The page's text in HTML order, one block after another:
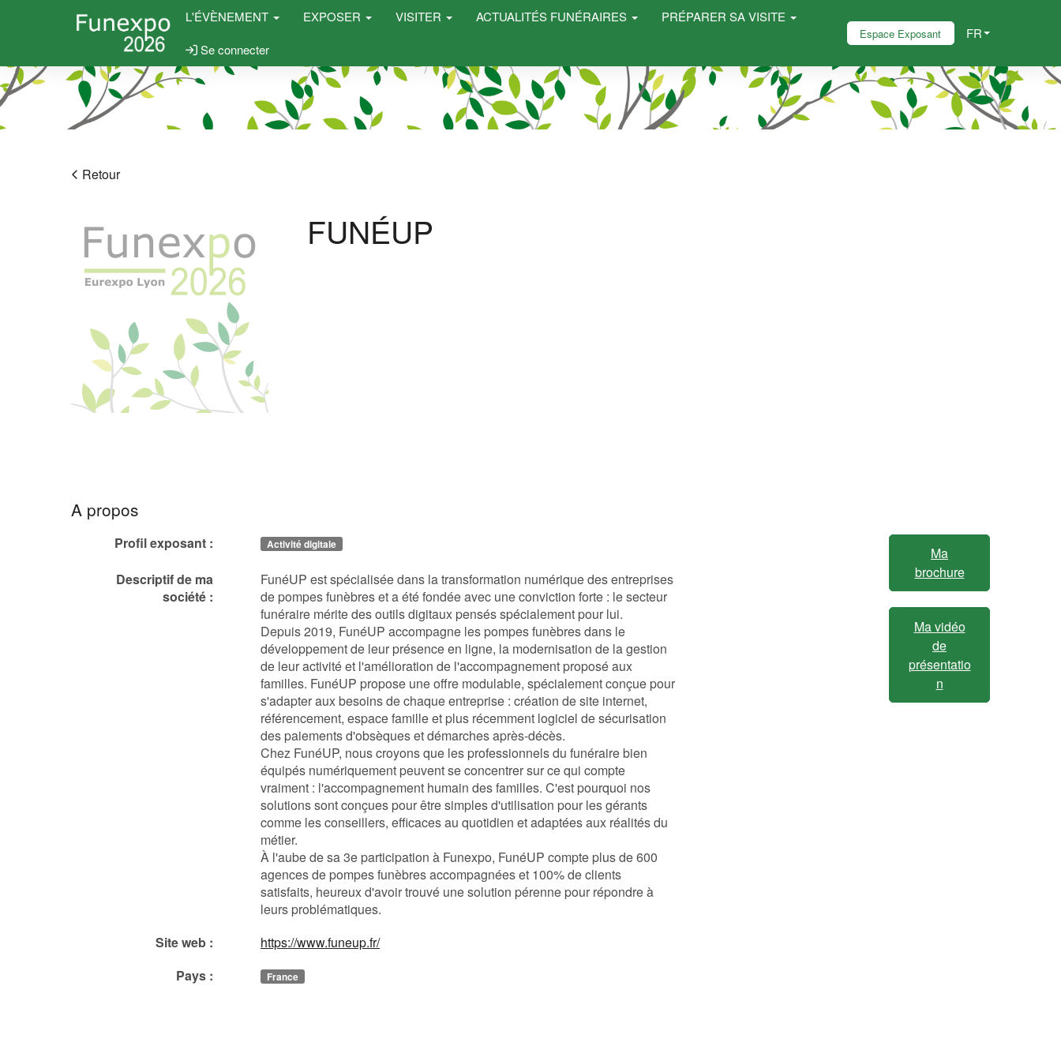
L'ÉVÈNEMENT EXPOSER VISITER ACTUALITÉS FUNÉRAIRES
PRÉPARER SA VISITE
Se connecter
Espace Exposant FR
Retour
FUNÉUP
A propos
Profil exposant : Activité digitale
Descriptif de ma
société :
FunéUP est spécialisée dans la transformation numérique des entreprises
de pompes funèbres et a été fondée avec une conviction forte : le secteur
funéraire mérite des outils digitaux pensés spécialement pour lui.
Depuis 2019, FunéUP accompagne les pompes funèbres dans le
développement de leur présence en ligne, la modernisation de la gestion
de leur activité et l'amélioration de l'accompagnement proposé aux
familles. FunéUP propose une offre modulable, spécialement conçue pour
s'adapter aux besoins de chaque entreprise : création de site internet,
référencement, espace famille et plus récemment logiciel de sécurisation
des paiements d'obsèques et démarches après-décès.
Chez FunéUP, nous croyons que les professionnels du funéraire bien
équipés numériquement peuvent se concentrer sur ce qui compte
vraiment : l'accompagnement humain des familles. C'est pourquoi nos
solutions sont conçues pour être simples d'utilisation pour les gérants
comme les conseillers, efficaces au quotidien et adaptées aux réalités du
métier.
À l'aube de sa 3e participation à Funexpo, FunéUP compte plus de 600
agences de pompes funèbres accompagnées et 100% de clients
satisfaits, heureux d'avoir trouvé une solution pérenne pour répondre à
leurs problématiques.
Site web :
https://www.funeup.fr/
Pays :
France
Ma
brochure
Ma vidéo
de
présentatio
n